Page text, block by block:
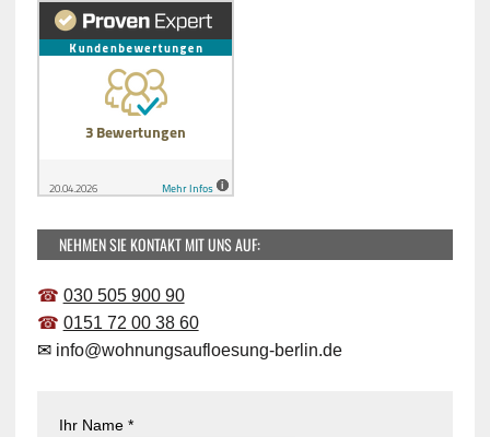
NEHMEN SIE KONTAKT MIT UNS AUF:
☎ 030 505 900 90
☎ 0151 72 00 38 60
✉ info@wohnungsaufloesung-berlin.de
Ihr Name *